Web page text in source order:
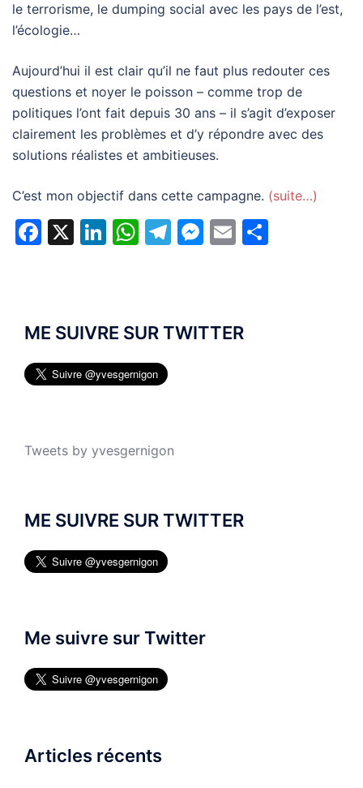
le terrorisme, le dumping social avec les pays de l’est,
l’écologie…
Aujourd’hui il est clair qu’il ne faut plus redouter ces
questions et noyer le poisson – comme trop de
politiques l’ont fait depuis 30 ans – il s’agit d’exposer
clairement les problèmes et d’y répondre avec des
solutions réalistes et ambitieuses.
C’est mon objectif dans cette campagne. (suite…)
Facebook
X LinkedIn
WhatsApp
Telegram
Messenger
Email
ME SUIVRE SUR TWITTER
Tweets by yvesgernigon
ME SUIVRE SUR TWITTER
Me suivre sur Twitter
Articles récents